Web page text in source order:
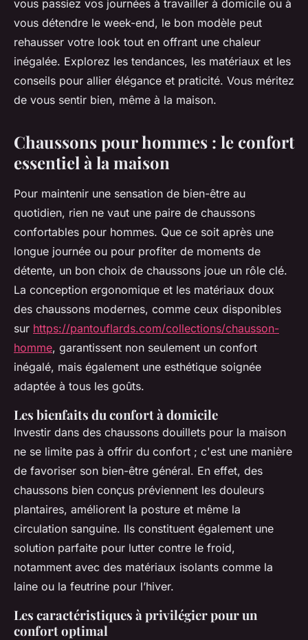
vous passiez vos journées à travailler à domicile ou à
vous détendre le week-end, le bon modèle peut
rehausser votre look tout en offrant une chaleur
inégalée. Explorez les tendances, les matériaux et les
conseils pour allier élégance et praticité. Vous méritez
de vous sentir bien, même à la maison.
Chaussons pour hommes : le confort
essentiel à la maison
Pour maintenir une sensation de bien-être au
quotidien, rien ne vaut une paire de chaussons
confortables pour hommes. Que ce soit après une
longue journée ou pour profiter de moments de
détente, un bon choix de chaussons joue un rôle clé.
La conception ergonomique et les matériaux doux
des chaussons modernes, comme ceux disponibles
sur https://pantouflards.com/collections/chausson-
homme, garantissent non seulement un confort
inégalé, mais également une esthétique soignée
adaptée à tous les goûts.
Les bienfaits du confort à domicile
Investir dans des chaussons douillets pour la maison
ne se limite pas à offrir du confort ; c'est une manière
de favoriser son bien-être général. En effet, des
chaussons bien conçus préviennent les douleurs
plantaires, améliorent la posture et même la
circulation sanguine. Ils constituent également une
solution parfaite pour lutter contre le froid,
notamment avec des matériaux isolants comme la
laine ou la feutrine pour l’hiver.
Les caractéristiques à privilégier pour un
confort optimal